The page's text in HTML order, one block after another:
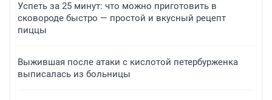
Успеть за 25 минут: что можно приготовить в
сковороде быстро — простой и вкусный рецепт
пиццы
Выжившая после атаки с кислотой петербурженка
выписалась из больницы